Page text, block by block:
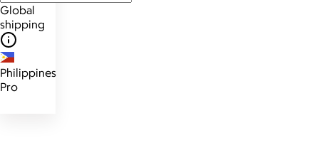
Global
shipping
Philippines
Pro